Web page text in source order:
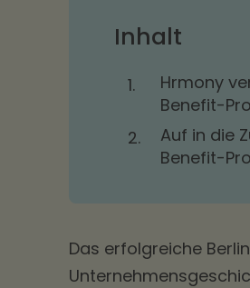
Inhalt
1.
Hrmony
Benefit-
2.
Auf in die
Benefit-
Das erfolgreiche